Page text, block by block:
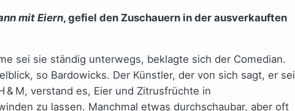
mit Eiern, gefiel den Zuschauern in der ausverkauften
sei sie ständig unterwegs, beklagte sich der Comedian.
so Bardowicks. Der Künstler, der von sich sagt, er sei
& M, verstand es, Eier und Zitrusfrüchte in
zu lassen. Manchmal etwas durchschaubar, aber oft